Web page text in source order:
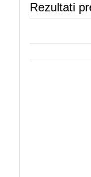
Rezultati